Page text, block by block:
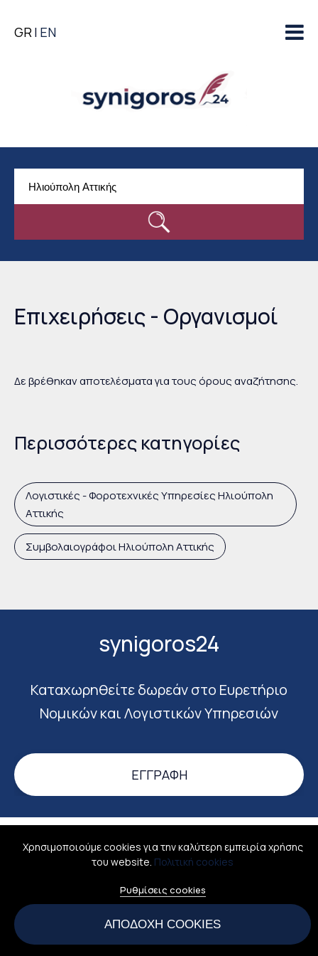
GR EN
Επιχειρήσεις - Οργανισμοί
Δε βρέθηκαν αποτελέσματα για τους όρους αναζήτησης.
Περισσότερες κατηγορίες
Λογιστικές - Φοροτεχνικές Υπηρεσίες Ηλιούπολη
Αττικής
Συμβολαιογράφοι Ηλιούπολη Αττικής
synigoros24
Καταχωρηθείτε δωρεάν στο Ευρετήριο
Νομικών και Λογιστικών Υπηρεσιών
ΕΓΓΡΑΦΉ
Σύνδεση Σχετικά Όροι χρήσης
Επικοινωνία
Ellinismosonline - Ψηφιακός Ελληνισμός
Χρησιμοποιούμε cookies για την καλύτερη εμπειρία χρήσης
του website. Πολιτική cookies
Ρυθμίσεις cookies
ΑΠΟΔΟΧΉ COOKIES